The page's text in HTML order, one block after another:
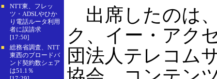
■
NTT東、フレッ
ツ・ADSLやひか
り電話ルータ利用
者に誤請求
[17:50]
■
総務省調査、NTT
東西のブロードバ
ンド契約数シェア
は51.1％
出席したのは
ク、イー・アク
団法人テレコム